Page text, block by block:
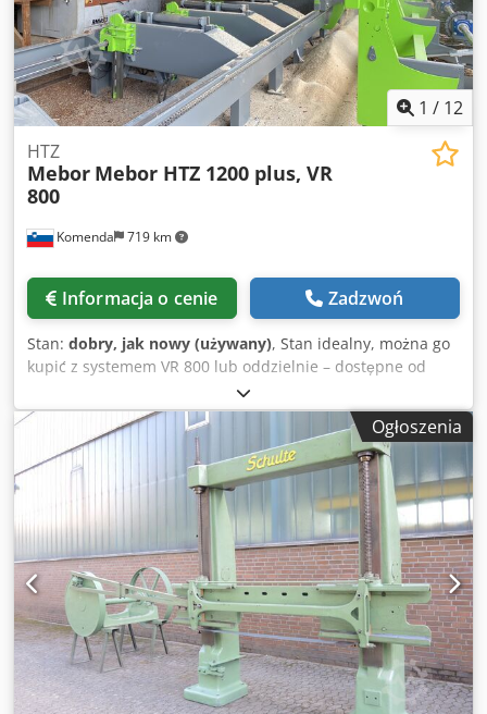
1 / 12
Komenda 719 km
HTZ
Mebor Mebor HTZ 1200 plus, VR
800
Informacja o cenie Zadzwoń
Stan: dobry, jak nowy (używany), Stan idealny, można go
kupić z systemem VR 800 lub oddzielnie – dostępne od
ręki, więcej informacji w wiadomości prywatnej. Dedpfszq
Su Sex Amvsck
Ogłoszenia